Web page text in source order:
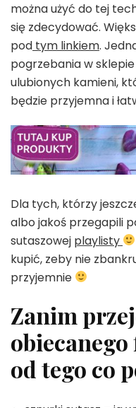
można użyć do tej
się zdecydować.
pod tym linkiem.
pogrzebania w
ulubionych kamieni,
będzie przyjemna i
Dla tych, którzy
albo jakoś przegapili
sutaszowej playlisty
kupić, zeby nie
przyjemnie
Zanim
od tego co